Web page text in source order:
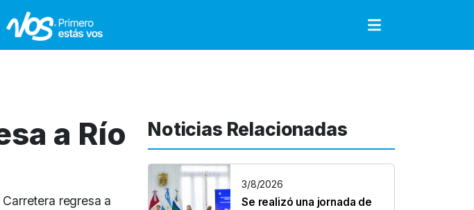
Gobierno de Río Cuarto
a Río
regresa a
Noticias Relacionadas
3/8/2026
Se realizó una jornada de